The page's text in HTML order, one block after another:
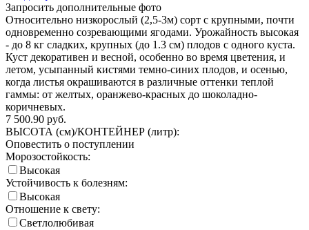
Запросить дополнительные фото
Относительно низкорослый (2,5-3м) сорт с крупными, почти
одновременно созревающими ягодами. Урожайность высокая
- до 8 кг сладких, крупных (до 1.3 см) плодов с одного куста.
Куст декоративен и весной, особенно во время цветения, и
летом, усыпанный кистями темно-синих плодов, и осенью,
когда листья окрашиваются в различные оттенки теплой
гаммы: от желтых, оранжево-красных до шоколадно-
коричневых.
7 500.90 руб.
ВЫСОТА (см)/КОНТЕЙНЕР (литр):
Оповестить о поступлении
Морозостойкость:
Высокая
Устойчивость к болезням:
Высокая
Отношение к свету:
Светлолюбивая